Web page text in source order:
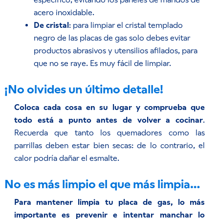
acero inoxidable.
De cristal: para limpiar el cristal templado
negro de las placas de gas solo debes evitar
productos abrasivos y utensilios afilados, para
que no se raye. Es muy fácil de limpiar.
¡No olvides un último detalle!
Coloca cada cosa en su lugar y comprueba que
todo está a punto antes de volver a cocinar.
Recuerda que tanto los quemadores como las
parrillas deben estar bien secas: de lo contrario, el
calor podría dañar el esmalte.
No es más limpio el que más limpia…
Para mantener limpia tu placa de gas, lo más
importante es prevenir e intentar manchar lo